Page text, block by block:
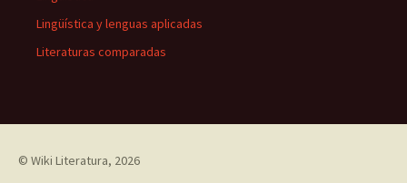
Lingüística y lenguas aplicadas
Literaturas comparadas
© Wiki Literatura, 2026